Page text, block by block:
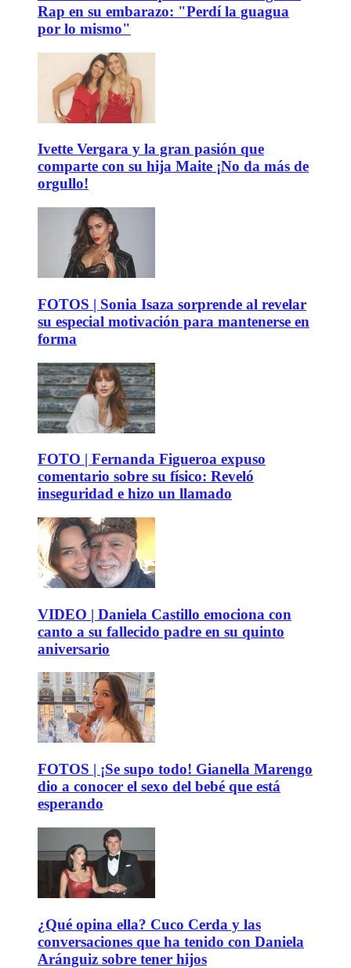
Rap en su embarazo: "Perdí la guagua
por lo mismo"
Ivette Vergara y la gran pasión que
comparte con su hija Maite ¡No da más de
orgullo!
FOTOS | Sonia Isaza sorprende al revelar
su especial motivación para mantenerse en
forma
FOTO | Fernanda Figueroa expuso
comentario sobre su físico: Reveló
inseguridad e hizo un llamado
VIDEO | Daniela Castillo emociona con
canto a su fallecido padre en su quinto
aniversario
FOTOS | ¡Se supo todo! Gianella Marengo
dio a conocer el sexo del bebé que está
esperando
¿Qué opina ella? Cuco Cerda y las
conversaciones que ha tenido con Daniela
Aránguiz sobre tener hijos